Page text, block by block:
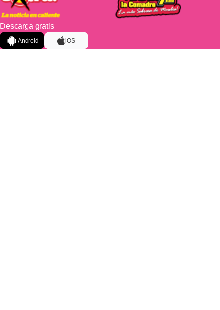
Descarga gratis:
Android iOS